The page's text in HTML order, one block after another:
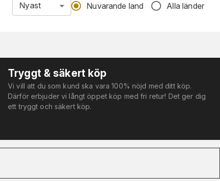
Nyast Nuvarande land Alla länder
Tryggt & säkert köp
Vi vill att du som kund ska vara 100% nöjd med ditt köp.
Därför erbjuder vi långt öppet köp med fri retur! Det ger dig
ett tryggt och säkert köp.